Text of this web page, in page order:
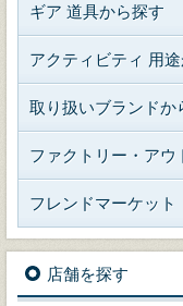
ギア 道具から探す
アクティビティ 用
取り扱いブランドか
ファクトリー・アウ
フレンドマーケット
店舗を探す